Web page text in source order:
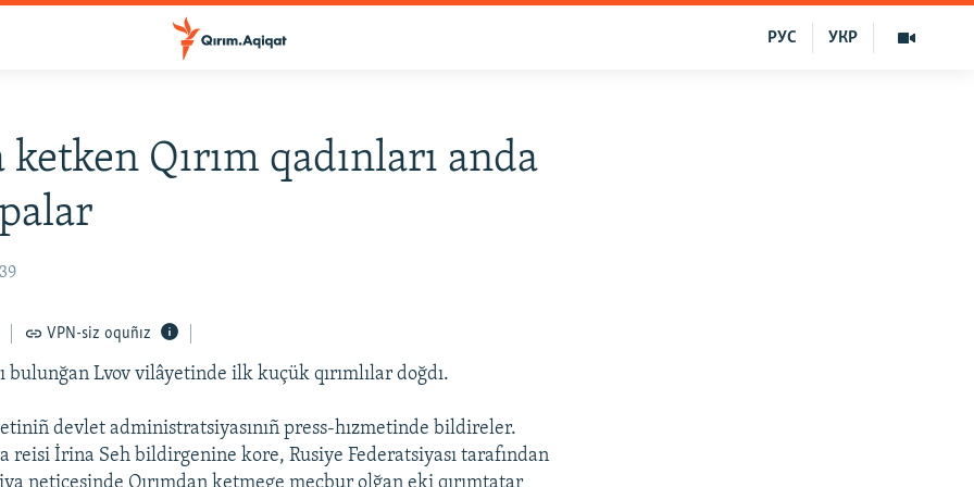
УКР
РУС
ketken Qırım qadınları anda
VPN-siz oquñız
bulunğan Lvov vilâyetinde ilk kuçük qırımlılar doğdı.
devlet administratsiyasınıñ press-hızmetinde bildireler.
reisi İrina Seh bildirgenine kore, Rusiye Federatsiyası tarafından